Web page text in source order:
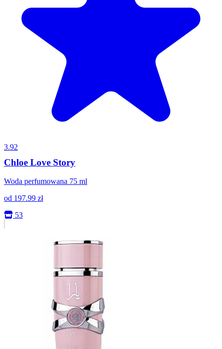
3.92
Chloe Love Story
Woda perfumowana 75 ml
od 197.99 zł
53